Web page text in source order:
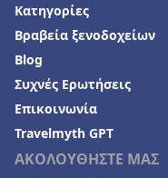
ΑΚΟΛΟΥΘΗΣΤΕ ΜΑΣ
Κατηγορίες
Βραβεία ξενοδοχείων
Blog
Συχνές Ερωτήσεις
Επικοινωνία
Travelmyth GPT